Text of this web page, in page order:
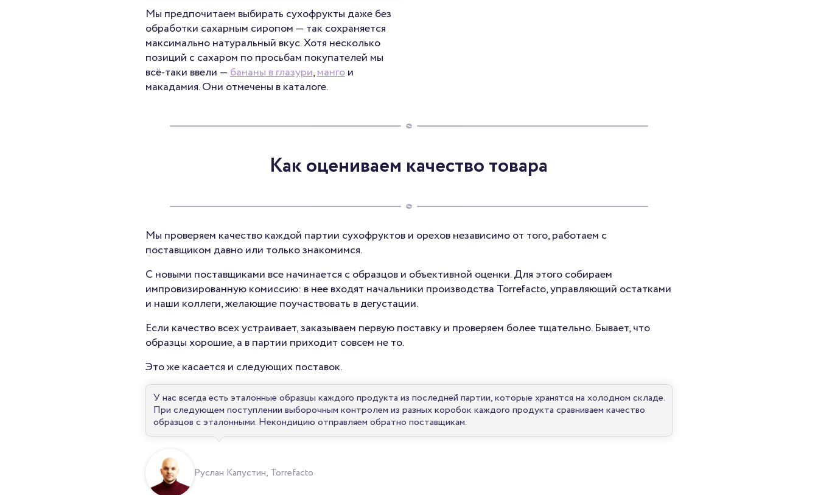
Мы предпочитаем выбирать сухофрукты даже без
обработки сахарным сиропом — так сохраняется
максимально натуральный вкус. Хотя несколько
позиций с сахаром по просьбам покупателей мы
всё-таки ввели —бананы в глазури,мангои
макадамия. Они отмечены в каталоге.
Как оцениваем качество товара
Мы проверяем качество каждой партии сухофруктов и орехов независимо от того, работаем с
поставщиком давно или только знакомимся.
С новыми поставщиками все начинается с образцов и объективной оценки. Для этого собираем
импровизированную комиссию: в нее входят начальники производства Torrefacto, управляющий остатками
и наши коллеги, желающие поучаствовать в дегустации.
Если качество всех устраивает, заказываем первую поставку и проверяем более тщательно. Бывает, что
образцы хорошие, а в партии приходит совсем не то.
Это же касается и следующих поставок.
У нас всегда есть эталонные образцы каждого продукта из последней партии, которые хранятся на холодном складе.
При следующем поступлении выборочным контролем из разных коробок каждого продукта сравниваем качество
образцов с эталонными. Некондицию отправляем обратно поставщикам.
Руслан Капустин, Torrefacto